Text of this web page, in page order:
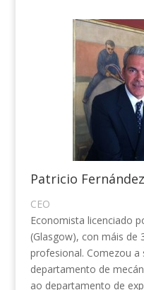
Patricio Fernández
CEO
Economista licenciado
(Glasgow), con máis de
profesional. Comezou a
departamento de
ao departamento de